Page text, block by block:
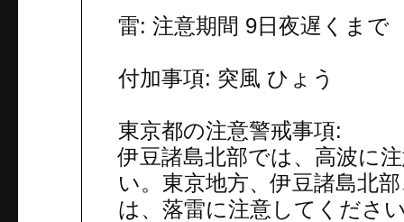
雷: 注意期間 9日夜遅くまで
付加事項: 突風 ひょう
東京都の注意警戒事項:
伊豆諸島北部では、高波に
い。東京地方、伊豆諸島北
は、落雷に注意してくださ